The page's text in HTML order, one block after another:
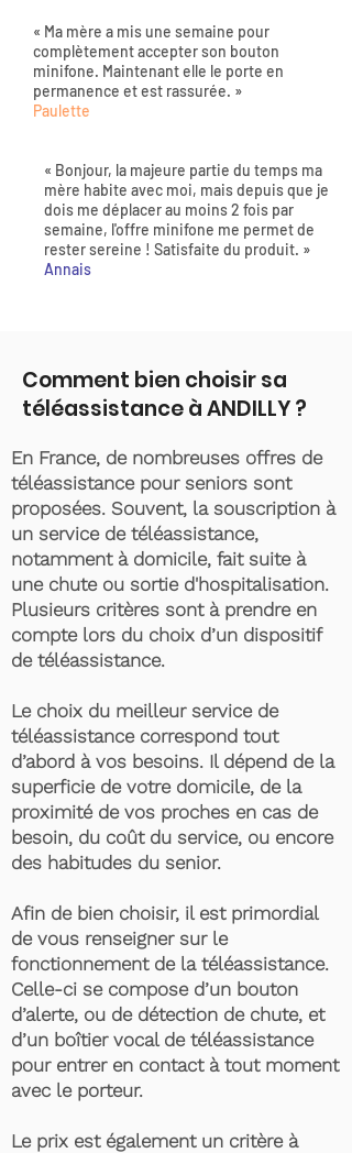
« Ma mère a mis une semaine pour
complètement accepter son bouton
minifone. Maintenant elle le porte en
permanence et est rassurée. »
Paulette
« Bonjour, la majeure partie du temps ma
mère habite avec moi, mais depuis que je
dois me déplacer au moins 2 fois par
semaine, l'offre minifone me permet de
rester sereine ! Satisfaite du produit. »
Annais
Comment bien choisir sa
téléassistance à ANDILLY ?
En France, de nombreuses offres de
téléassistance pour seniors sont
proposées. Souvent, la souscription à
un service de téléassistance,
notamment à domicile, fait suite à
une chute ou sortie d'hospitalisation.
Plusieurs critères sont à prendre en
compte lors du choix d’un dispositif
de téléassistance.
Le choix du meilleur service de
téléassistance correspond tout
d’abord à vos besoins. Il dépend de la
superficie de votre domicile, de la
proximité de vos proches en cas de
besoin, du coût du service, ou encore
des habitudes du senior.
Afin de bien choisir, il est primordial
de vous renseigner sur le
fonctionnement de la téléassistance.
Celle-ci se compose d’un bouton
d’alerte, ou de détection de chute, et
d’un boîtier vocal de téléassistance
pour entrer en contact à tout moment
avec le porteur.
Le prix est également un critère à